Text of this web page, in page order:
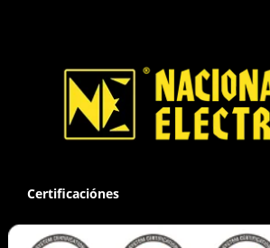
Certificaciónes